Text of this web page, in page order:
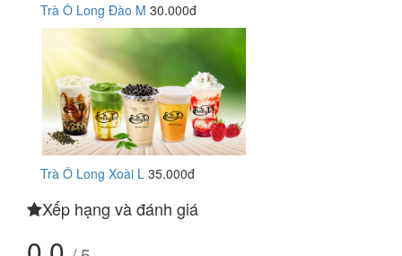
Trà Ô Long Đào M 30.000đ
Trà Ô Long Xoài L 35.000đ
Xếp hạng và đánh giá